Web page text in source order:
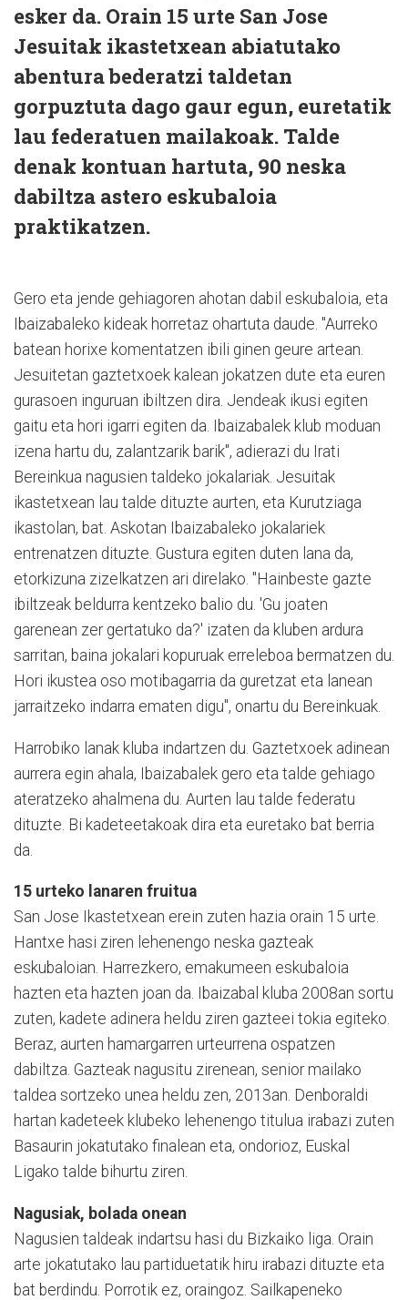
esker da. Orain 15 urte San Jose
Jesuitak ikastetxean abiatutako
abentura bederatzi taldetan
gorpuztuta dago gaur egun, euretatik
lau federatuen mailakoak. Talde
denak kontuan hartuta, 90 neska
dabiltza astero eskubaloia
praktikatzen.
Gero eta jende gehiagoren ahotan dabil eskubaloia, eta
Ibaizabaleko kideak horretaz ohartuta daude. "Aurreko
batean horixe komentatzen ibili ginen geure artean.
Jesuitetan gaztetxoek kalean jokatzen dute eta euren
gurasoen inguruan ibiltzen dira. Jendeak ikusi egiten
gaitu eta hori igarri egiten da. Ibaizabalek klub moduan
izena hartu du, zalantzarik barik", adierazi du Irati
Bereinkua nagusien taldeko jokalariak. Jesuitak
ikastetxean lau talde dituzte aurten, eta Kurutziaga
ikastolan, bat. Askotan Ibaizabaleko jokalariek
entrenatzen dituzte. Gustura egiten duten lana da,
etorkizuna zizelkatzen ari direlako. "Hainbeste gazte
ibiltzeak beldurra kentzeko balio du. 'Gu joaten
garenean zer gertatuko da?' izaten da kluben ardura
sarritan, baina jokalari kopuruak erreleboa bermatzen du.
Hori ikustea oso motibagarria da guretzat eta lanean
jarraitzeko indarra ematen digu", onartu du Bereinkuak.
Harrobiko lanak kluba indartzen du. Gaztetxoek adinean
aurrera egin ahala, Ibaizabalek gero eta talde gehiago
ateratzeko ahalmena du. Aurten lau talde federatu
dituzte. Bi kadeteetakoak dira eta euretako bat berria
da.
15 urteko lanaren fruitua
San Jose Ikastetxean erein zuten hazia orain 15 urte.
Hantxe hasi ziren lehenengo neska gazteak
eskubaloian. Harrezkero, emakumeen eskubaloia
hazten eta hazten joan da. Ibaizabal kluba 2008an sortu
zuten, kadete adinera heldu ziren gazteei tokia egiteko.
Beraz, aurten hamargarren urteurrena ospatzen
dabiltza. Gazteak nagusitu zirenean, senior mailako
taldea sortzeko unea heldu zen, 2013an. Denboraldi
hartan kadeteek klubeko lehenengo titulua irabazi zuten
Basaurin jokatutako finalean eta, ondorioz, Euskal
Ligako talde bihurtu ziren.
Nagusiak, bolada onean
Nagusien taldeak indartsu hasi du Bizkaiko liga. Orain
arte jokatutako lau partiduetatik hiru irabazi dituzte eta
bat berdindu. Porrotik ez, oraingoz. Sailkapeneko